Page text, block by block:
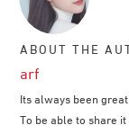
ABOUT THE
arf
Its always been
To be able to share